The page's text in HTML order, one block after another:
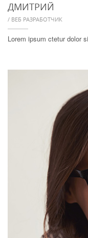
ДМИТРИЙ
/ ВЕБ РАЗРАБОТЧИК
Lorem ipsum ctetur dolor